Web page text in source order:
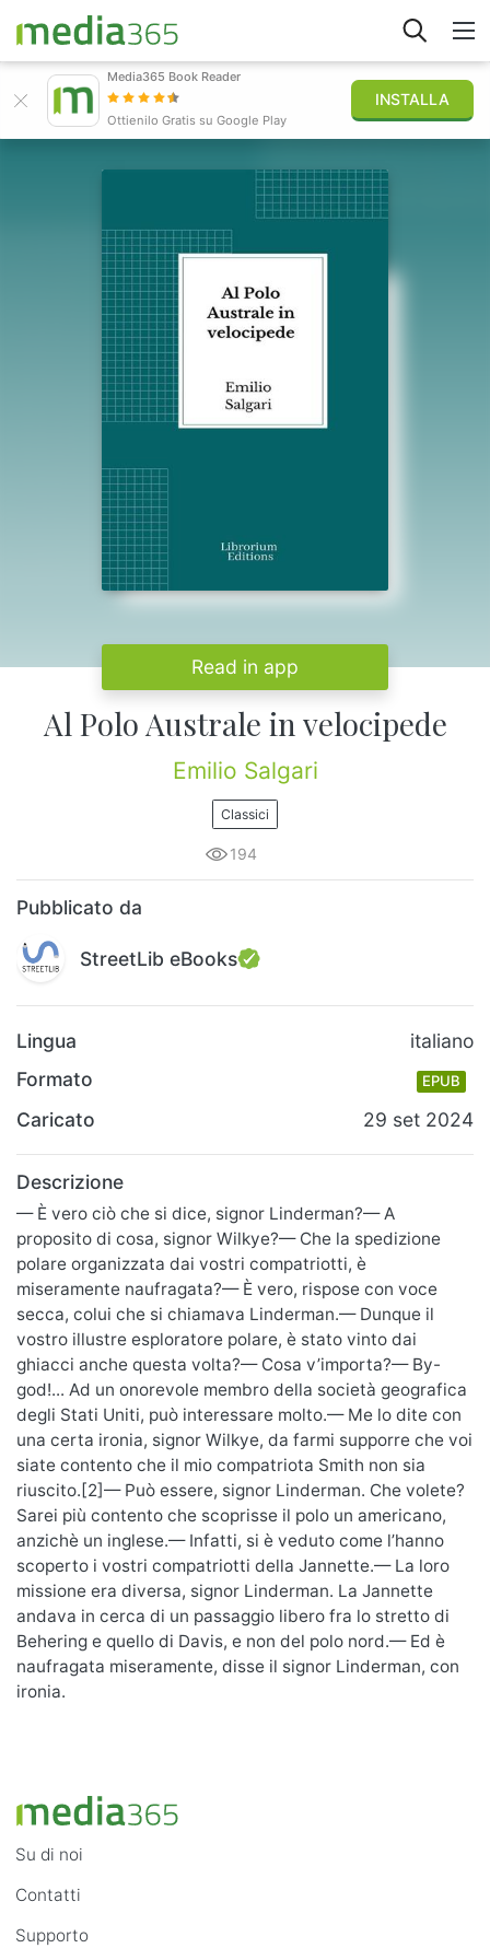
Accedi
Pubblica
Media365 Book Reader
Ottienilo Gratis su Google Play
INSTALLA
Read in app
Al Polo Australe in velocipede
Emilio Salgari
Classici
194
Pubblicato da
StreetLib eBooks
Lingua
italiano
Formato
EPUB
Caricato 29 set 2024
Descrizione
— È vero ciò che si dice, signor Linderman?— A
proposito di cosa, signor Wilkye?— Che la spedizione
polare organizzata dai vostri compatriotti, è
miseramente naufragata?— È vero, rispose con voce
secca, colui che si chiamava Linderman.— Dunque il
vostro illustre esploratore polare, è stato vinto dai
ghiacci anche questa volta?— Cosa v’importa?— By-
god!... Ad un onorevole membro della società geografica
degli Stati Uniti, può interessare molto.— Me lo dite con
una certa ironia, signor Wilkye, da farmi supporre che voi
siate contento che il mio compatriota Smith non sia
riuscito.[2]— Può essere, signor Linderman. Che volete?
Sarei più contento che scoprisse il polo un americano,
anzichè un inglese.— Infatti, si è veduto come l’hanno
scoperto i vostri compatriotti della Jannette.— La loro
missione era diversa, signor Linderman. La Jannette
andava in cerca di un passaggio libero fra lo stretto di
Behering e quello di Davis, e non del polo nord.— Ed è
naufragata miseramente, disse il signor Linderman, con
ironia.
Su di noi
Contatti
Supporto